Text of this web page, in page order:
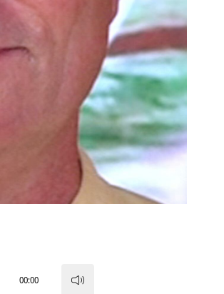
00:00